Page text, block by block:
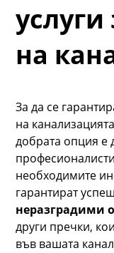
на
За да се
на
добрата опция е
необходимите
гарантират
неразградими
други пречки,
във вашата